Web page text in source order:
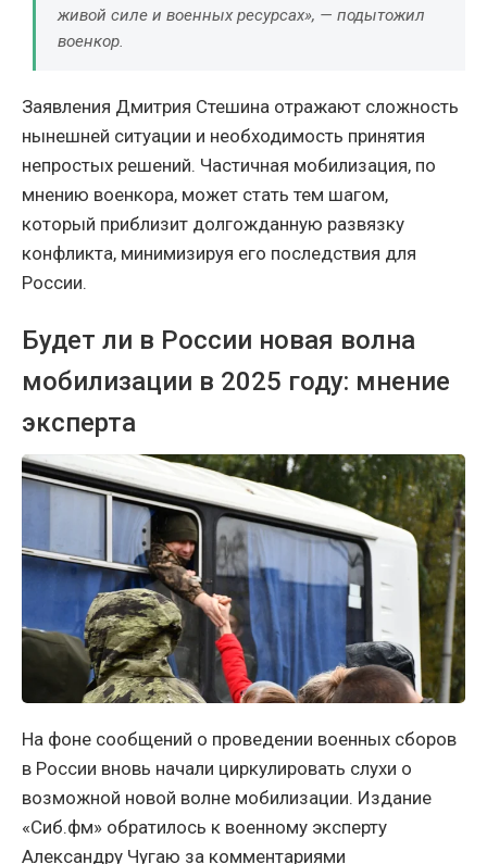
живой силе и военных ресурсах», — подытожил
военкор.
Заявления Дмитрия Стешина отражают сложность
нынешней ситуации и необходимость принятия
непростых решений. Частичная мобилизация, по
мнению военкора, может стать тем шагом,
который приблизит долгожданную развязку
конфликта, минимизируя его последствия для
России.
Будет ли в России новая волна
мобилизации в 2025 году: мнение
эксперта
На фоне сообщений о проведении военных сборов
в России вновь начали циркулировать слухи о
возможной новой волне мобилизации. Издание
«Сиб.фм» обратилось к военному эксперту
Александру Чугаю за комментариями